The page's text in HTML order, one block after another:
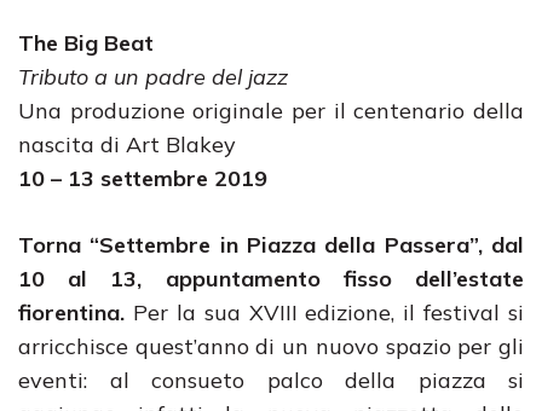
The Big Beat
Tributo a un padre del jazz
Una produzione originale per il centenario della
nascita di Art Blakey
10 – 13 settembre 2019
Torna “Settembre in Piazza della Passera”, dal
10 al 13, appuntamento fisso dell’estate
fiorentina. Per la sua XVIII edizione, il festival si
arricchisce quest’anno di un nuovo spazio per gli
eventi: al consueto palco della piazza si